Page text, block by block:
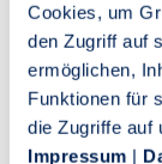
Cookies, um
den Zugriff auf
ermöglichen,
Funktionen für
die Zugriffe auf
Impressum |
Sie und Ihr
ist darauf
Bonus